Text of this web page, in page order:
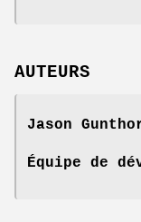
AUTEURS
Jason
Équipe de